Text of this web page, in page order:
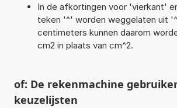
In de afkortingen voor 'vierkant'
teken '^' worden weggelaten uit
centimeters kunnen daarom
cm2 in plaats van cm^2.
of: De rekenmachine
keuzelijsten